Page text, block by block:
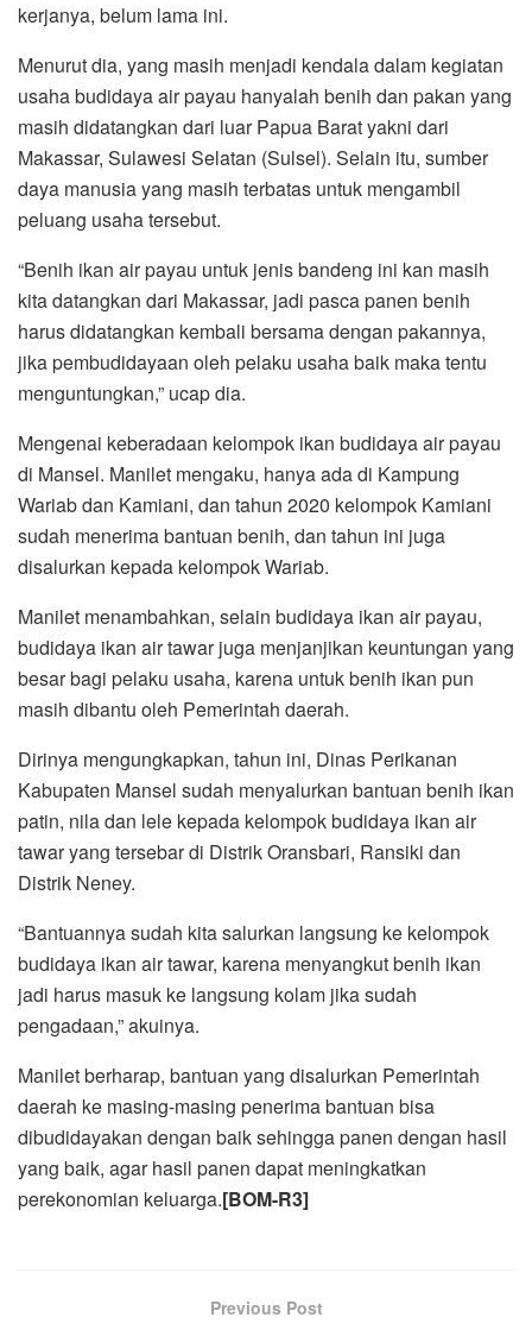
kerjanya, belum lama ini.
Menurut dia, yang masih menjadi kendala dalam kegiatan
usaha budidaya air payau hanyalah benih dan pakan yang
masih didatangkan dari luar Papua Barat yakni dari
Makassar, Sulawesi Selatan (Sulsel). Selain itu, sumber
daya manusia yang masih terbatas untuk mengambil
peluang usaha tersebut.
“Benih ikan air payau untuk jenis bandeng ini kan masih
kita datangkan dari Makassar, jadi pasca panen benih
harus didatangkan kembali bersama dengan pakannya,
jika pembudidayaan oleh pelaku usaha baik maka tentu
menguntungkan,” ucap dia.
Mengenai keberadaan kelompok ikan budidaya air payau
di Mansel. Manilet mengaku, hanya ada di Kampung
Wariab dan Kamiani, dan tahun 2020 kelompok Kamiani
sudah menerima bantuan benih, dan tahun ini juga
disalurkan kepada kelompok Wariab.
Manilet menambahkan, selain budidaya ikan air payau,
budidaya ikan air tawar juga menjanjikan keuntungan yang
besar bagi pelaku usaha, karena untuk benih ikan pun
masih dibantu oleh Pemerintah daerah.
Dirinya mengungkapkan, tahun ini, Dinas Perikanan
Kabupaten Mansel sudah menyalurkan bantuan benih ikan
patin, nila dan lele kepada kelompok budidaya ikan air
tawar yang tersebar di Distrik Oransbari, Ransiki dan
Distrik Neney.
“Bantuannya sudah kita salurkan langsung ke kelompok
budidaya ikan air tawar, karena menyangkut benih ikan
jadi harus masuk ke langsung kolam jika sudah
pengadaan,” akuinya.
Manilet berharap, bantuan yang disalurkan Pemerintah
daerah ke masing-masing penerima bantuan bisa
dibudidayakan dengan baik sehingga panen dengan hasil
yang baik, agar hasil panen dapat meningkatkan
perekonomian keluarga.[BOM-R3]
Previous Post